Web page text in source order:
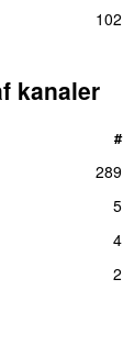
102
kanaler
#
289
5
4
2